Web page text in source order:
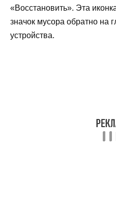
«Восстановить». Эта
значок мусора обратно на
устройства.